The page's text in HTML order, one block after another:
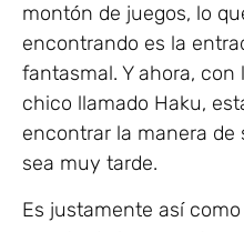
montón de juegos, lo
encontrando es la
fantasmal. Y ahora,
chico llamado Haku,
encontrar la manera de
sea muy tarde.
Es justamente así como